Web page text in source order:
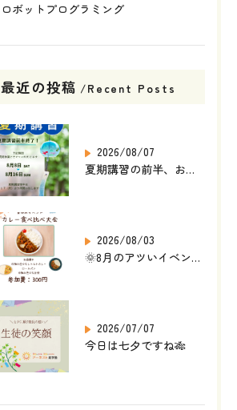
ロボットプログラミング
最近の投稿 Recent Posts
2026/08/07
夏期講習の前半、お疲れさまでした🌻
2026/08/03
🌞8月のアツいイベント発表🎉
2026/07/07
今日は七夕ですね🎋